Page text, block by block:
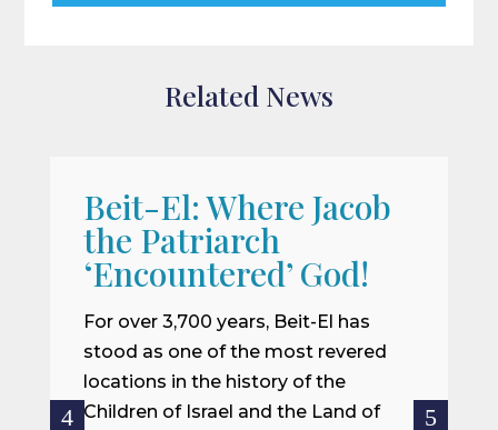
Related News
Beit-El: Where Jacob
the Patriarch
‘Encountered’ God!
For over 3,700 years, Beit-El has
stood as one of the most revered
locations in the history of the
Children of Israel and the Land of